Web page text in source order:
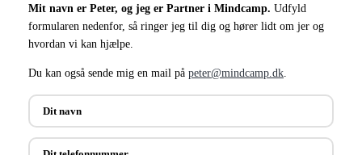
Mit navn er Peter, og jeg er Partner i Mindcamp. Udfyld
formularen nedenfor, så ringer jeg til dig og hører lidt om jer og
hvordan vi kan hjælpe.
Du kan også sende mig en mail på peter@mindcamp.dk.